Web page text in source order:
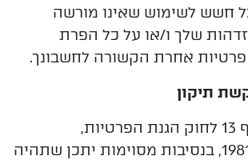
חשש לשימוש שאינו מורשה
שלך ו/או על כל הפרת
פרטיות אחרת הקשורה לחשבונך.
תיקון
על פי סעיף 13 לחוק הגנת הפרטיות,
התשמ"ע-1981, בנסיבות מסוימות יתכן שתהיה